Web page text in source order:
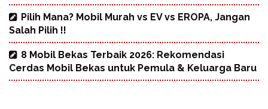
Pilih Mana? Mobil Murah vs EV vs EROPA, Jangan
Salah Pilih !!
8 Mobil Bekas Terbaik 2026: Rekomendasi
Cerdas Mobil Bekas untuk Pemula & Keluarga Baru